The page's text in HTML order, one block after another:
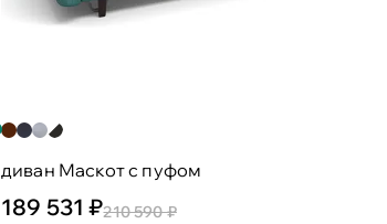
диван Маскот с пуфом
189 531 ₽210 590 ₽